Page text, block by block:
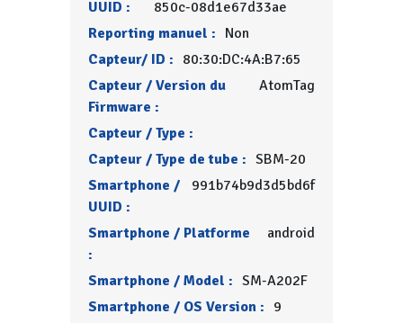
UUID :
850c-08d1e67d33ae
Reporting manuel : Non
Capteur/ ID : 80:30:DC:4A:B7:65
Capteur / Version du
Firmware :
AtomTag
Capteur / Type :
Capteur / Type de tube : SBM-20
Smartphone /
UUID :
991b74b9d3d5bd6f
Smartphone / Platforme
:
android
Smartphone / Model : SM-A202F
Smartphone / OS Version : 9